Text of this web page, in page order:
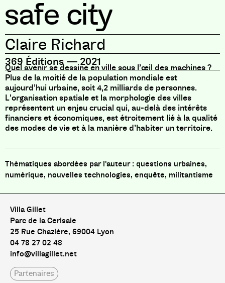
safe city
Claire Richard
369 Éditions—2021
Quel avenir se dessine en ville sous l’œil des machines ?
Plus de la moitié de la population mondiale est
aujourd’hui urbaine, soit 4,2 milliards de personnes.
L’organisation spatiale et la morphologie des villes
représentent un enjeu crucial qui, au-delà des intérêts
financiers et économiques, est étroitement lié à la qualité
des modes de vie et à la manière d’habiter un territoire.
questions urbaines,
numérique, nouvelles technologies, enquête, militantisme
Villa Gillet
Parc de la Cerisaie
25 Rue Chazière, 69004 Lyon
04 78 27 02 48
info@villagillet.net
Partenaires